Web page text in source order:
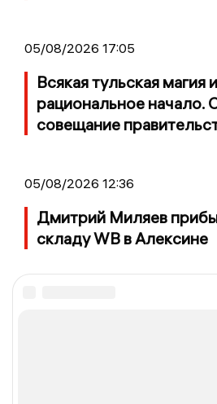
05/08/2026 17:05
Всякая тульская магия
рациональное начало.
совещание
05/08/2026 12:36
Дмитрий Миляев
складу WB в Алексине